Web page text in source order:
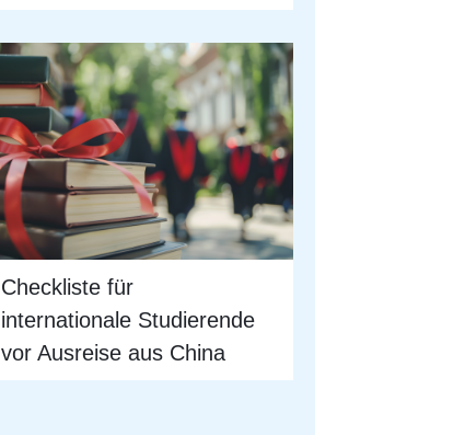
Checkliste für
internationale Studierende
vor Ausreise aus China